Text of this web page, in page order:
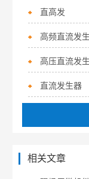
直高发
高频直流发
高压直流发
直流发生器
相关文章